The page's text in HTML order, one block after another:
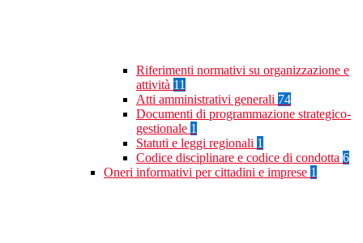
Riferimenti normativi su organizzazione e
attività 11
Atti amministrativi generali 74
Documenti di programmazione strategico-
gestionale 1
Statuti e leggi regionali 1
Codice disciplinare e codice di condotta 6
Oneri informativi per cittadini e imprese 1